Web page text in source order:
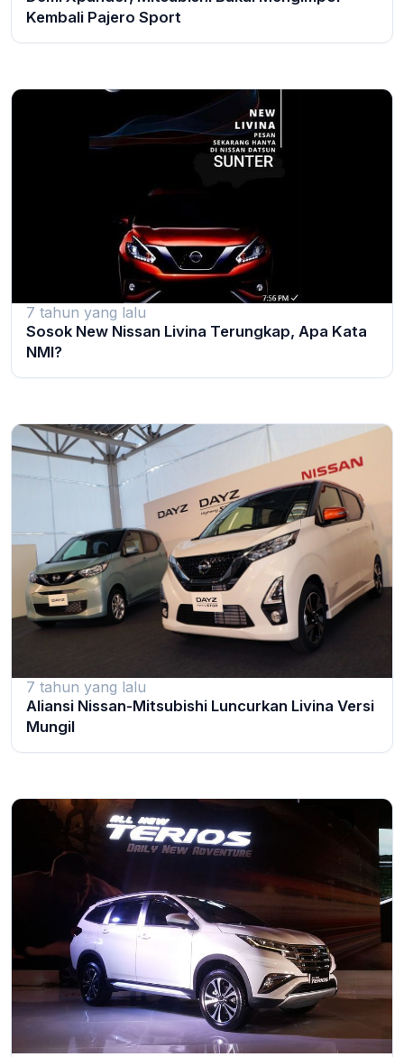
Kembali Pajero Sport
7 tahun yang lalu
Sosok New Nissan Livina Terungkap, Apa Kata
NMI?
7 tahun yang lalu
Aliansi Nissan-Mitsubishi Luncurkan Livina Versi
Mungil